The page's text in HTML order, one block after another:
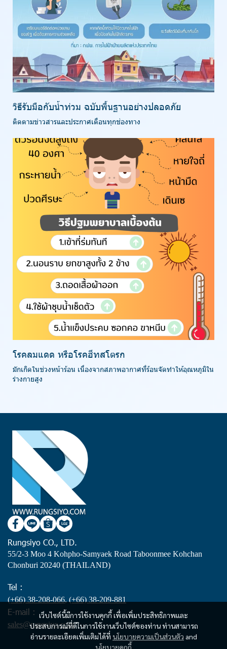
วิธีรับมือกับน้ำท่วม ฉบับพื้นฐานอย่างปลอดภัย
ติดตามข่าวสารและประกาศเตือนทุกช่องทาง
โรคลมแดด หรือโรคฮีทสโตรก
มักเกิดในช่วงหน้าร้อน เนื่องจากสภาพอากาศที่ร้อนจัดทำให้อุณหภูมิใน
ร่างกายสูง
เว็บไซต์นี้มีการใช้งานคุกกี้ เพื่อเพิ่มประสิทธิภาพและ
ประสบการณ์ที่ดีในการใช้งานเว็บไซต์ของท่าน ท่านสามารถ
อ่านรายละเอียดเพิ่มเติมได้ที่ นโยบายความเป็นส่วนตัว and
นโยบายคุกกี้
Rungsiyo CO., LTD.
55/2-3 Moo 4 Kohpho-Samyaek Road Taboonmee Kohchan
Chonburi 20240 (THAILAND)
Tel :
(+66) 38-208-066, (+66) 38-209-881
E-mail :
sales@rungsiyo.com